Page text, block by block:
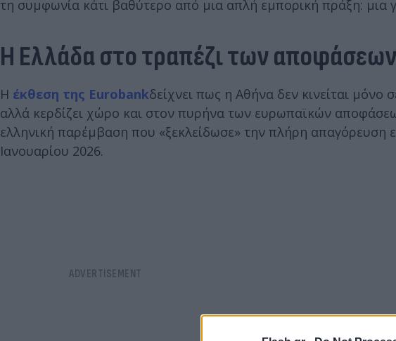
τη συμφωνία κάτι βαθύτερο από μια απλή εμπορική πράξη: μια
Η Ελλάδα στο τραπέζι των αποφάσεων
Η έκθεση της Eurobankδείχνει πως η Αθήνα δεν κινείται
αλλά κερδίζει χώρο και στον πυρήνα των ευρωπαϊκών
ελληνική παρέμβαση που «ξεκλείδωσε» την πλήρη απαγόρευση
Ιανουαρίου 2026.